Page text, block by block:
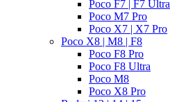
Poco F7 | F7 Ultra
Poco M7 Pro
Poco X7 | X7 Pro
Poco X8 | M8 | F8
Poco F8 Pro
Poco F8 Ultra
Poco M8
Poco X8 Pro